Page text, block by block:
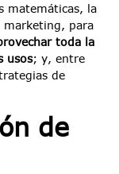
matemáticas, la
marketing, para
toda la
usos; y, entre
de
de